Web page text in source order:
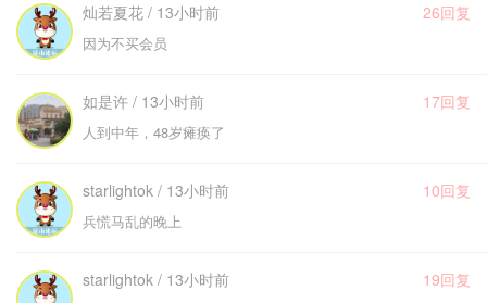
灿若夏花 / 13小时前 26回复
因为不买会员
如是许 / 13小时前 17回复
人到中年，48岁瘫痪了
starlightok / 13小时前 10回复
兵慌马乱的晚上
starlightok / 13小时前 19回复